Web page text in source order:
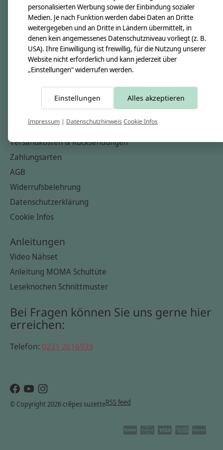
Über uns
Unsere Creppies
Nähkästchen
Unsere Stoffe
Impressum
Informationen
Kontakt
Versandkosten & Rücksendungen
Zahlungsarten
AGB
Widerrufsbelehrung
Datenschutzerklärung
Cookie Infos
Anleitungen
Video Nähset
Anleitung MOMA Schultüte
Leseknochen Schnittmuster
Bei Fragen können Sie uns gerne hier
erreichen:
Telefon: 0221 2616939
© Copyright 2026 crêpes suzetteRSS feed
personalisierten Werbung sowie der Einbindung sozialer
Medien. Je nach Funktion werden dabei Daten an Dritte
weitergegeben und an Dritte in Ländern übermittelt, in
denen kein angemessenes Datenschutzniveau vorliegt (z. B.
USA). Ihre Einwilligung ist freiwillig, für die Nutzung unserer
Website nicht erforderlich und kann jederzeit über
„Einstellungen“ widerrufen werden.
Einstellungen Alles akzeptieren
Impressum | DatenschutzhinweisCookie Infos